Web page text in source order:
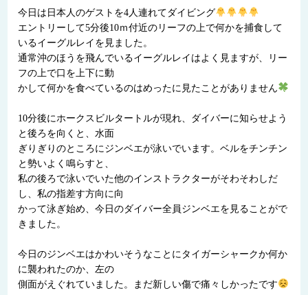
今日は日本人のゲストを4人連れてダイビング
エントリーして5分後10ｍ付近のリーフの上で何かを捕食して
いるイーグルレイを見ました。
通常沖のほうを飛んでいるイーグルレイはよく見ますが、リー
フの上で口を上下に動
かして何かを食べているのはめったに見たことがありません
10分後にホークスビルタートルが現れ、ダイバーに知らせよう
と後ろを向くと、水面
ぎりぎりのところにジンベエが泳いでいます。ベルをチンチン
と勢いよく鳴らすと、
私の後ろで泳いでいた他のインストラクターがそわそわしだ
し、私の指差す方向に向
かって泳ぎ始め、今日のダイバー全員ジンベエを見ることがで
きました。
今日のジンベエはかわいそうなことにタイガーシャークか何か
に襲われたのか、左の
側面がえぐれていました。まだ新しい傷で痛々しかったです